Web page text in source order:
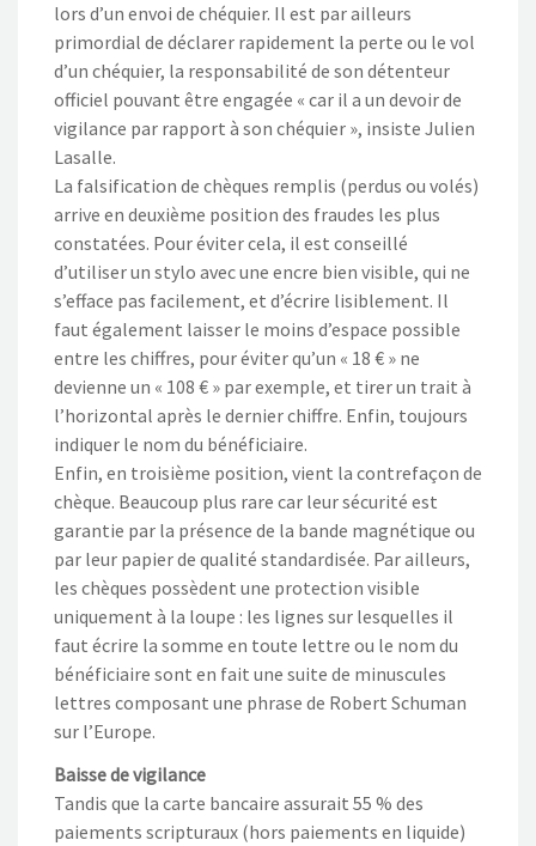
lors d’un envoi de chéquier. Il est par ailleurs
primordial de déclarer rapidement la perte ou le vol
d’un chéquier, la responsabilité de son détenteur
officiel pouvant être engagée « car il a un devoir de
vigilance par rapport à son chéquier », insiste Julien
Lasalle.
La falsification de chèques remplis (perdus ou volés)
arrive en deuxième position des fraudes les plus
constatées. Pour éviter cela, il est conseillé
d’utiliser un stylo avec une encre bien visible, qui ne
s’efface pas facilement, et d’écrire lisiblement. Il
faut également laisser le moins d’espace possible
entre les chiffres, pour éviter qu’un « 18 € » ne
devienne un « 108 € » par exemple, et tirer un trait à
l’horizontal après le dernier chiffre. Enfin, toujours
indiquer le nom du bénéficiaire.
Enfin, en troisième position, vient la contrefaçon de
chèque. Beaucoup plus rare car leur sécurité est
garantie par la présence de la bande magnétique ou
par leur papier de qualité standardisée. Par ailleurs,
les chèques possèdent une protection visible
uniquement à la loupe : les lignes sur lesquelles il
faut écrire la somme en toute lettre ou le nom du
bénéficiaire sont en fait une suite de minuscules
lettres composant une phrase de Robert Schuman
sur l’Europe.
Baisse de vigilance
Tandis que la carte bancaire assurait 55 % des
paiements scripturaux (hors paiements en liquide)